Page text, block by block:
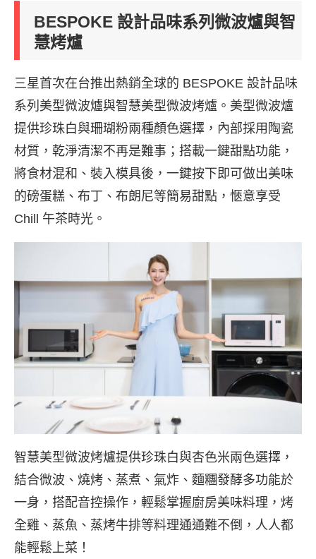
BESPOKE 設計品味系列微波爐與智
慧烤爐
三星首次在台推出熱銷全球的 BESPOKE 設計品味
系列美型微波爐與智慧美型微波烤爐。美型微波爐
提供珍珠白與珊瑚粉兩種顏色選擇，內部採用陶瓷
材質，乾淨清潔不再是難事；搭載一鍵甜點功能，
將食材混和、裝入模具後，一鍵按下即可做出美味
的磅蛋糕、布丁、布朗尼等簡易甜點，愜意享受
Chill 午茶時光。
智慧美型微波烤爐提供珍珠白與杏色米兩色選擇，
結合微波、燒烤、蒸煮、氣炸、麵糰發酵多功能於
一身，搭配音控操作，輕鬆掌握廚房美味料理，烤
全雞、蒸魚、蒸烤牛排等料理通通難不倒，人人都
能輕鬆上菜！